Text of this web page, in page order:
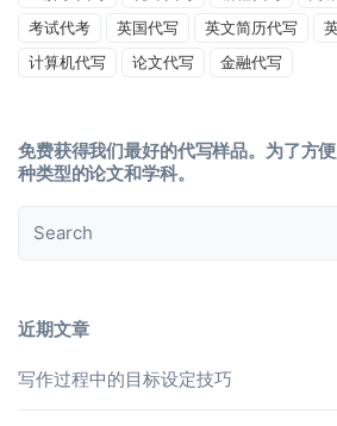
考试代考
英国代写 英文简历代写
计算机代写
论文代写 金融代写
免费获得我们最好的代写样品。为了方
种类型的论文和学科。
近期文章
写作过程中的目标设定技巧